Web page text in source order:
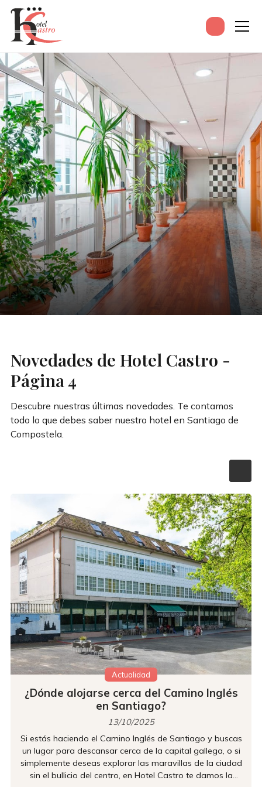
Novedades de Hotel Castro -
Página 4
Descubre nuestras últimas novedades. Te contamos
todo lo que debes saber nuestro hotel en Santiago de
Compostela.
¿Dónde alojarse cerca del Camino Inglés
en Santiago?
13/10/2025
Actualidad
Si estás haciendo el Camino Inglés de Santiago y buscas
un lugar para descansar cerca de la capital gallega, o si
simplemente deseas explorar las maravillas de la ciudad
sin el bullicio del centro, en Hotel Castro te damos la